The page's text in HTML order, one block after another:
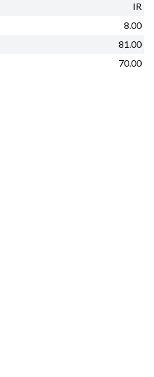
IR
8.00
81.00
70.00